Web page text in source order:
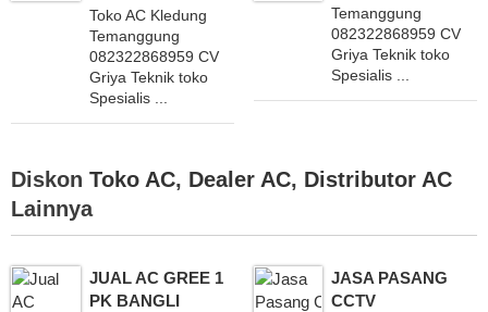
Toko AC Kledung
Temanggung
082322868959 CV
Griya Teknik toko
Spesialis ...
Temanggung
082322868959 CV
Griya Teknik toko
Spesialis ...
Diskon Toko AC, Dealer AC, Distributor AC
Lainnya
JUAL AC GREE 1
PK BANGLI
JASA PASANG
CCTV